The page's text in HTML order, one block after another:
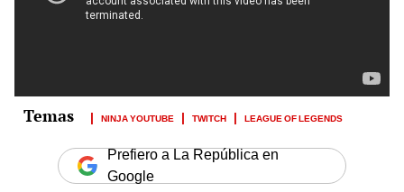
NINJA YOUTUBE TWITCH LEAGUE OF LEGENDS
Prefiero a La República en
Google